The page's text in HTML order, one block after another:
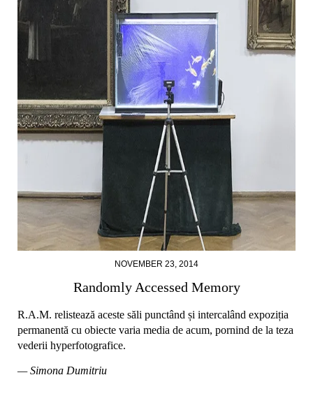
NOVEMBER 23, 2014
Randomly Accessed Memory
R.A.M. relistează aceste săli punctând și intercalând expoziția
permanentă cu obiecte varia media de acum, pornind de la teza
vederii hyperfotografice.
— Simona Dumitriu